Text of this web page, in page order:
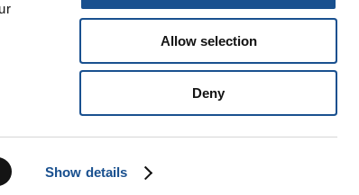
Show details
Allow selection
Deny
Español Français